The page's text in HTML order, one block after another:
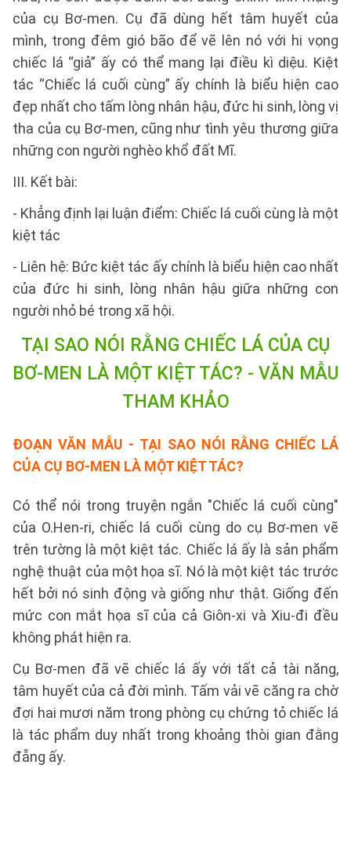
của cụ Bơ-men. Cụ đã dùng hết tâm huyết của
mình, trong đêm gió bão để vẽ lên nó với hi vọng
chiếc lá “giả” ấy có thể mang lại điều kì diệu. Kiệt
tác “Chiếc lá cuối cùng” ấy chính là biểu hiện cao
đẹp nhất cho tấm lòng nhân hậu, đức hi sinh, lòng vị
tha của cụ Bơ-men, cũng như tình yêu thương giữa
những con người nghèo khổ đất Mĩ.
III. Kết bài:
- Khẳng định lại luận điểm: Chiếc lá cuối cùng là một
kiệt tác
- Liên hệ: Bức kiệt tác ấy chính là biểu hiện cao nhất
của đức hi sinh, lòng nhân hậu giữa những con
người nhỏ bé trong xã hội.
TẠI SAO NÓI RẰNG CHIẾC LÁ CỦA CỤ
BƠ-MEN LÀ MỘT KIỆT TÁC? - VĂN MẪU
THAM KHẢO
ĐOẠN VĂN MẪU - TẠI SAO NÓI RẰNG CHIẾC LÁ
CỦA CỤ BƠ-MEN LÀ MỘT KIỆT TÁC?
Có thể nói trong truyện ngắn "Chiếc lá cuối cùng"
của O.Hen-ri, chiếc lá cuối cùng do cụ Bơ-men vẽ
trên tường là một kiệt tác. Chiếc lá ấy là sản phẩm
nghệ thuật của một họa sĩ. Nó là một kiệt tác trước
hết bởi nó sinh động và giống như thật. Giống đến
mức con mắt họa sĩ của cả Giôn-xi và Xiu-đi đều
không phát hiện ra.
Cụ Bơ-men đã vẽ chiếc lá ấy với tất cả tài năng,
tâm huyết của cả đời mình. Tấm vải vẽ căng ra chờ
đợi hai mươi năm trong phòng cụ chứng tỏ chiếc lá
là tác phẩm duy nhất trong khoảng thòi gian đằng
đẵng ấy.